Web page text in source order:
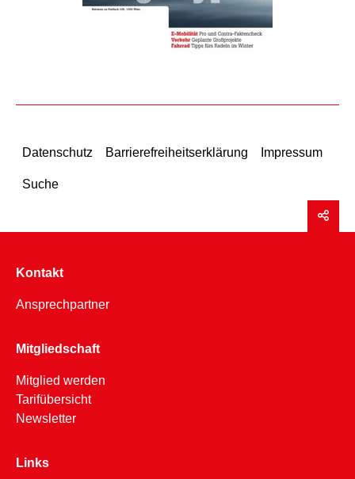
Datenschutz Barrierefreiheitserklärung Impressum
Suche
Kontakt
Ansprechpartner
Mitgliedschaft
Mitglied werden
Tarifübersicht
Newsletter
Links